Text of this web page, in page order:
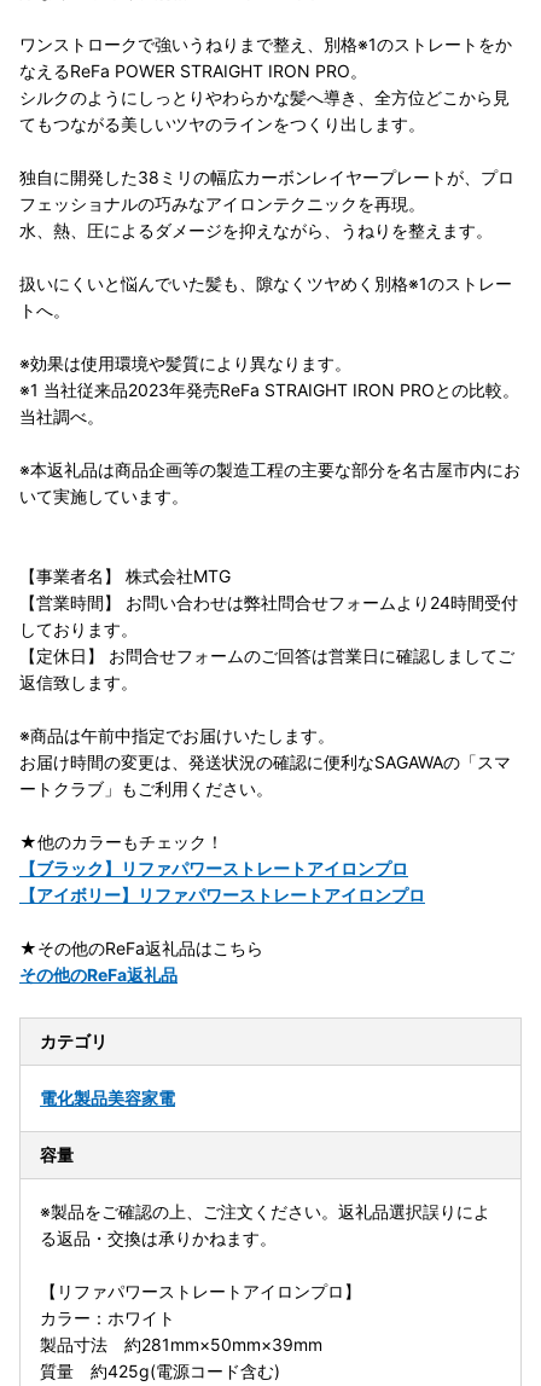
ワンストロークで強いうねりまで整え、別格※1のストレートをか
なえるReFa POWER STRAIGHT IRON PRO。
シルクのようにしっとりやわらかな髪へ導き、全方位どこから見
てもつながる美しいツヤのラインをつくり出します。
独自に開発した38ミリの幅広カーボンレイヤープレートが、プロ
フェッショナルの巧みなアイロンテクニックを再現。
水、熱、圧によるダメージを抑えながら、うねりを整えます。
扱いにくいと悩んでいた髪も、隙なくツヤめく別格※1のストレー
トへ。
※効果は使用環境や髪質により異なります。
※1 当社従来品2023年発売ReFa STRAIGHT IRON PROとの比較。
当社調べ。
※本返礼品は商品企画等の製造工程の主要な部分を名古屋市内にお
いて実施しています。
【事業者名】 株式会社MTG
【営業時間】 お問い合わせは弊社問合せフォームより24時間受付
しております。
【定休日】 お問合せフォームのご回答は営業日に確認しましてご
返信致します。
※商品は午前中指定でお届けいたします。
お届け時間の変更は、発送状況の確認に便利なSAGAWAの「スマ
ートクラブ」もご利用ください。
★他のカラーもチェック！
【ブラック】リファパワーストレートアイロンプロ
【アイボリー】リファパワーストレートアイロンプロ
★その他のReFa返礼品はこちら
その他のReFa返礼品
カテゴリ
電化製品美容家電
容量
※製品をご確認の上、ご注文ください。返礼品選択誤りによ
る返品・交換は承りかねます。
【リファパワーストレートアイロンプロ】
カラー：ホワイト
製品寸法 約281mm×50mm×39mm
質量 約425g(電源コード含む)